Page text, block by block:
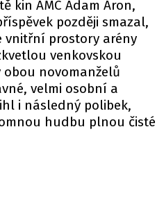
kin AMC Adam Aron,
později smazal,
vnitřní prostory arény
venkovskou
novomanželů
velmi osobní a
i následný polibek,
hudbu plnou čisté